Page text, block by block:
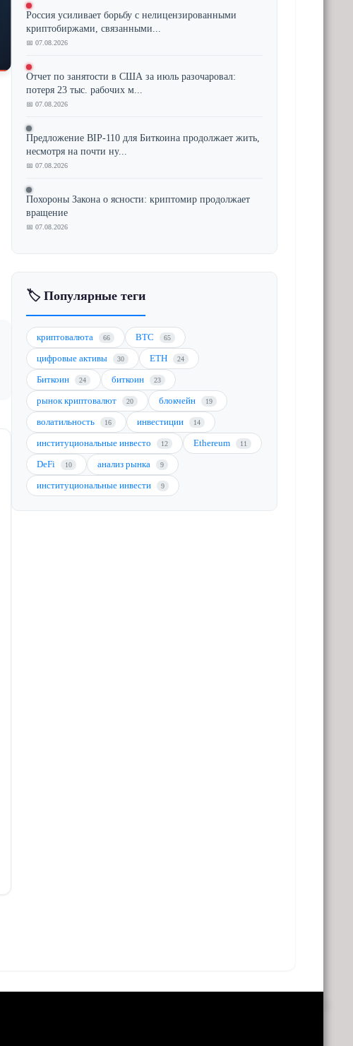
Россия усиливает борьбу с нелицензированными
криптобиржами, связанными...
📅 07.08.2026
Отчет по занятости в США за июль разочаровал:
потеря 23 тыс. рабочих м...
📅 07.08.2026
Предложение BIP-110 для Биткоина продолжает жить,
несмотря на почти ну...
📅 07.08.2026
Похороны Закона о ясности: криптомир продолжает
вращение
📅 07.08.2026
🏷️ Популярные теги
криптовалюта 66 BTC 65
цифровые активы 30 ETH 24
Биткоин 24 биткоин 23
рынок криптовалют 20 блокчейн 19
волатильность 16 инвестиции 14
институциональные инвесто 12 Ethereum 11
DeFi 10 анализ рынка 9
институциональные инвести 9